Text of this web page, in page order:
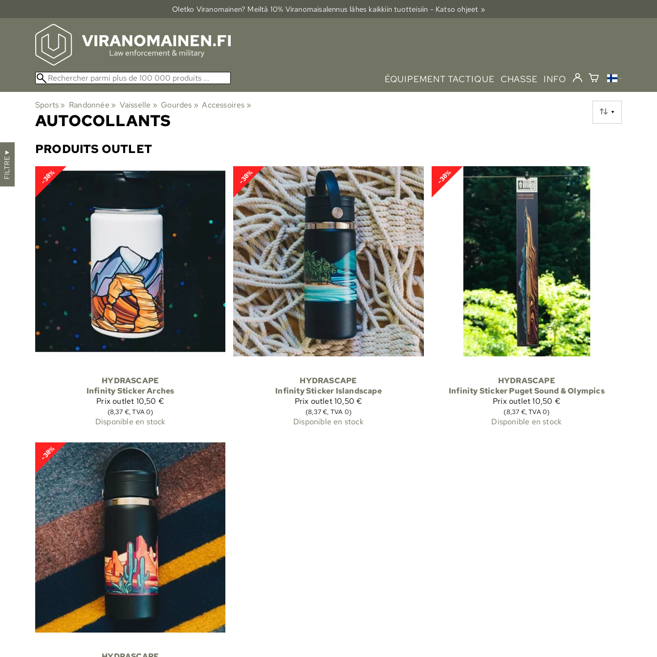
Oletko Viranomainen? Meiltä 10% Viranomais­alennus lähes kaikkiin tuotteisiin - Katso ohjeet »
ÉQUIPEMENT TACTIQUE CHASSE INFO
Sports‪» Randonnée ‪» Vaisselle ‪» Gourdes ‪» Accessoires ‪»
▼
AUTOCOLLANTS
FILTRE
▼ PRODUITS OUTLET
-38%
HYDRASCAPE
Infinity Sticker Arches
Prix outlet 10,50 €
(8,37 €, TVA 0)
Disponible en stock
-38%
HYDRASCAPE
Infinity Sticker Islandscape
Prix outlet10,50 €
(8,37 €, TVA 0)
Disponible en stock
-38%
HYDRASCAPE
Infinity Sticker Puget Sound & Olympics
Prix outlet10,50 €
(8,37 €, TVA 0)
Disponible en stock
-38%